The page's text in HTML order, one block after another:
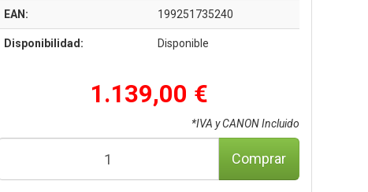
EAN: 199251735240
Disponibilidad: Disponible
1.139,00 €
*IVA y CANON Incluido
Comprar